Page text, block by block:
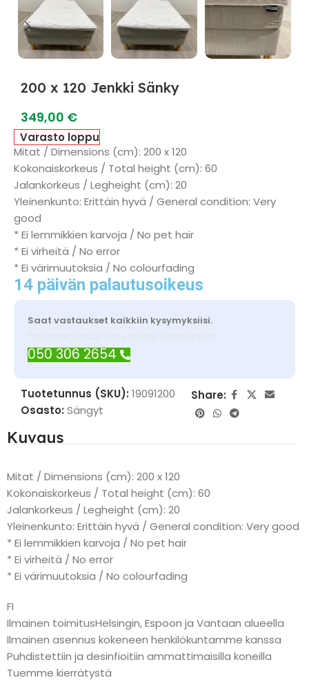
200 x 120 Jenkki Sänky
349,00 €
Varasto loppu
Mitat / Dimensions (cm): 200 x 120
Kokonaiskorkeus / Total height (cm): 60
Jalankorkeus / Legheight (cm): 20
Yleinenkunto: Erittäin hyvä / General condition: Very
good
* Ei lemmikkien karvoja / No pet hair
* Ei virheitä / No error
* Ei värimuutoksia / No colourfading
14 päivän palautusoikeus
Saat vastaukset kaikkiin kysymyksiisi.
Tarvitsetko apua? Ota yhteyttä WhatsAppilla
050 306 2654
Tuotetunnus (SKU): 19091200
Osasto: Sängyt
Share:
Kuvaus
Mitat / Dimensions (cm): 200 x 120
Kokonaiskorkeus / Total height (cm): 60
Jalankorkeus / Legheight (cm): 20
Yleinenkunto: Erittäin hyvä / General condition: Very good
* Ei lemmikkien karvoja / No pet hair
* Ei virheitä / No error
* Ei värimuutoksia / No colourfading
FI
Ilmainen toimitusHelsingin, Espoon ja Vantaan alueella
Ilmainen asennus kokeneen henkilökuntamme kanssa
Puhdistettiin ja desinfioitiin ammattimaisilla koneilla
Tuemme kierrätystä